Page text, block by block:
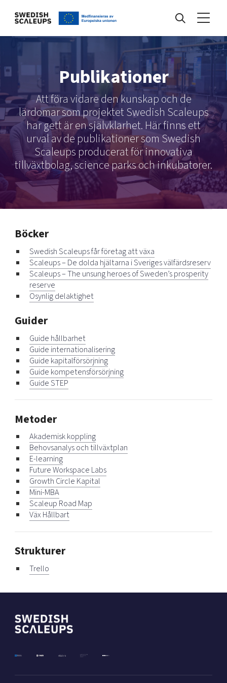
Events
Kunskapsbank
Programmet
Internationalisering
Mer
Ansök till Swedish Scaleups
Så finansieras Swedish Scaleups
In English
Publikationer
Att föra vidare den kunskap och de
lärdomar som projektet Swedish Scaleups
har gett är en självklarhet. Här finns ett
urval av de publikationer som Swedish
Scaleups producerat för innovativa
tillväxtbolag, science parks och inkubatorer.
Böcker
Swedish Scaleups får företag att växa
Scaleups – De dolda hjältarna i Sveriges välfärdsreserv
Scaleups – The unsung heroes of Sweden’s prosperity
reserve
Osynlig delaktighet
Guider
Guide hållbarhet
Guide internationalisering
Guide kapitalförsörjning
Guide kompetensförsörjning
Guide STEP
Metoder
Akademisk koppling
Behovsanalys och tillväxtplan
E-learning
Future Workspace Labs
Growth Circle Kapital
Mini-MBA
Scaleup Road Map
Väx Hållbart
Strukturer
Trello